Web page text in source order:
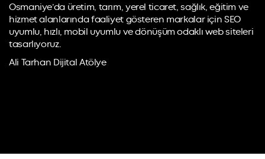
Osmaniye’da üretim, tarım, yerel ticaret, sağlık, eğitim ve
hizmet alanlarında faaliyet gösteren markalar için SEO
uyumlu, hızlı, mobil uyumlu ve dönüşüm odaklı web siteleri
tasarlıyoruz.
Ali Tarhan Dijital Atölye